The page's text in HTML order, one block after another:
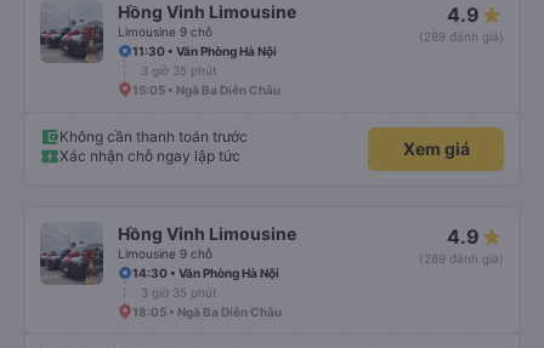
Hồng Vinh Limousine
Limousine 9 chỗ
4.9
(289 đánh giá)
11:30 • Văn Phòng Hà Nội
3 giờ 35 phút
15:05 • Ngã Ba Diễn Châu
Không cần thanh toán trước
Xác nhận chỗ ngay lập tức
Xem giá
Hồng Vinh Limousine
Limousine 9 chỗ
4.9
(289 đánh giá)
14:30 • Văn Phòng Hà Nội
3 giờ 35 phút
18:05 • Ngã Ba Diễn Châu